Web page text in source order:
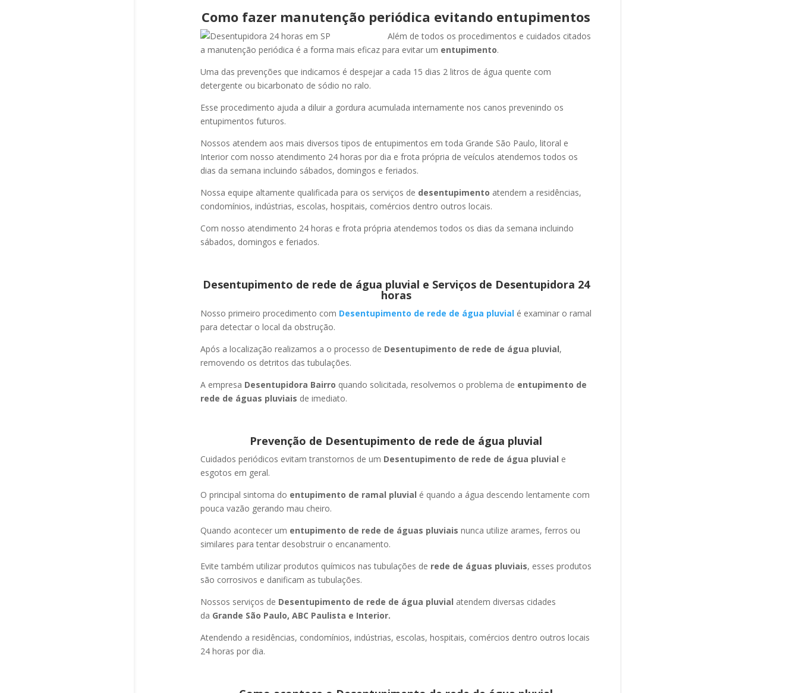
Como fazer manutenção periódica evitando entupimentos
Além de todos os procedimentos e cuidados citados
a manutenção periódica é a forma mais eficaz para evitar um entupimento.
Uma das prevenções que indicamos é despejar a cada 15 dias 2 litros de água quente com
detergente ou bicarbonato de sódio no ralo.
Esse procedimento ajuda a diluir a gordura acumulada internamente nos canos prevenindo os
entupimentos futuros.
Nossos atendem aos mais diversos tipos de entupimentos em toda Grande São Paulo, litoral e
Interior com nosso atendimento 24 horas por dia e frota própria de veículos atendemos todos os
dias da semana incluindo sábados, domingos e feriados.
Nossa equipe altamente qualificada para os serviços de desentupimento atendem a residências,
condomínios, indústrias, escolas, hospitais, comércios dentro outros locais.
Com nosso atendimento 24 horas e frota própria atendemos todos os dias da semana incluindo
sábados, domingos e feriados.
Desentupimento de rede de água pluvial e Serviços de Desentupidora 24
horas
Nosso primeiro procedimento com Desentupimento de rede de água pluvialé examinar o ramal
para detectar o local da obstrução.
Após a localização realizamos a o processo de Desentupimento de rede de água pluvial,
removendo os detritos das tubulações.
A empresa Desentupidora Bairro quando solicitada, resolvemos o problema de entupimento de
rede de águas pluviais de imediato.
Prevenção de Desentupimento de rede de água pluvial
Cuidados periódicos evitam transtornos de um Desentupimento de rede de água pluvial e
esgotos em geral.
O principal sintoma do entupimento de ramal pluvial é quando a água descendo lentamente com
pouca vazão gerando mau cheiro.
Quando acontecer um entupimento de rede de águas pluviais nunca utilize arames, ferros ou
similares para tentar desobstruir o encanamento.
Evite também utilizar produtos químicos nas tubulações de rede de águas pluviais, esses produtos
são corrosivos e danificam as tubulações.
Nossos serviços de Desentupimento de rede de água pluvial atendem diversas cidades
da Grande São Paulo, ABC Paulista e Interior.
Atendendo a residências, condomínios, indústrias, escolas, hospitais, comércios dentro outros locais
24 horas por dia.